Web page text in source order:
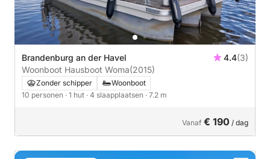
Brandenburg an der Havel 4.4(3)
Woonboot Hausboot Woma(2015)
Zonder schipper
Woonboot
10 personen · 1 hut · 4 slaapplaatsen · 7.2 m
Vanaf € 190 / dag